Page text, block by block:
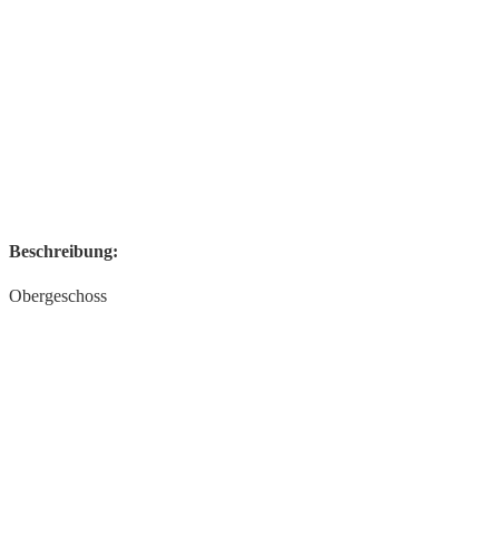
Beschreibung:
Obergeschoss